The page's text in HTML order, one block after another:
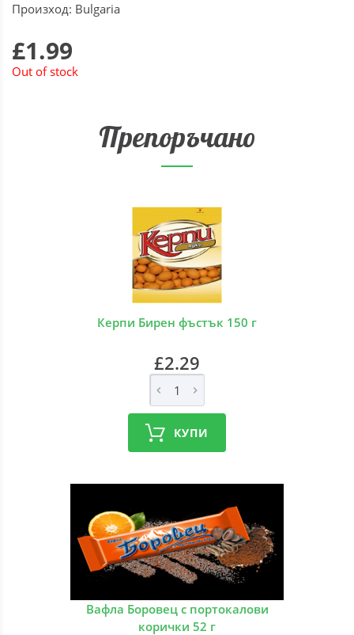
Произход: Bulgaria
£1.99
Out of stock
Препоръчано
Керпи Бирен фъстък 150 г
£2.29
КУПИ
Вафла Боровец с портокалови
корички 52 г